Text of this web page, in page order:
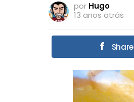
por Hugo
13 anos atrás
Share